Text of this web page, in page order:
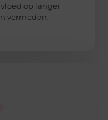
op langer
vermeden,